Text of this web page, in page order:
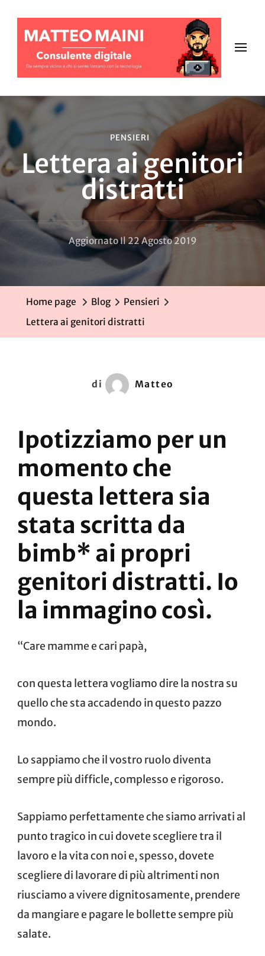
PENSIERI
Lettera ai genitori
distratti
Aggiornato Il22 Agosto 2019
Home page Blog
Pensieri
Lettera ai genitori distratti
di Matteo
Ipotizziamo per un
momento che
questa lettera sia
stata scritta da
bimb* ai propri
genitori distratti. Io
la immagino così.
“Care mamme e cari papà,
con questa lettera vogliamo dire la nostra su
quello che sta accadendo in questo pazzo
mondo.
Lo sappiamo che il vostro ruolo diventa
sempre più difficle, complesso e rigoroso.
Sappiamo perfettamente che siamo arrivati al
punto tragico in cui dovete scegliere tra il
lavoro e la vita con noi e, spesso, dovete
scegliere di lavorare di più altrimenti non
riusciamo a vivere dignitosamente, prendere
da mangiare e pagare le bollette sempre più
salate.